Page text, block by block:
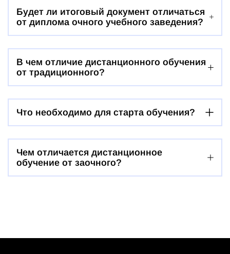
Будет ли итоговый документ отличаться
от диплома очного учебного заведения?
В чем отличие дистанционного обучения
от традиционного?
Что необходимо для старта обучения?
Чем отличается дистанционное
обучение от заочного?